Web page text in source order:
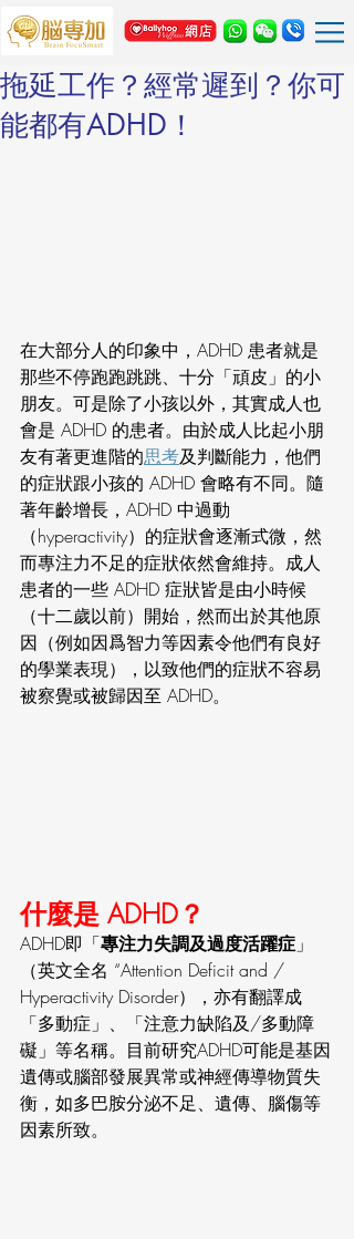
拖延工作？經常遲到？你可
能都有ADHD！
在大部分人的印象中，ADHD 患者就是
那些不停跑跑跳跳、十分「頑皮」的小
朋友。可是除了小孩以外，其實成人也
會是 ADHD 的患者。由於成人比起小朋
友有著更進階的思考及判斷能力，他們
的症狀跟小孩的 ADHD 會略有不同。隨
著年齡增長，ADHD 中過動
（hyperactivity）的症狀會逐漸式微，然
而專注力不足的症狀依然會維持。成人
患者的一些 ADHD 症狀皆是由小時候
（十二歲以前）開始，然而出於其他原
因（例如因爲智力等因素令他們有良好
的學業表現），以致他們的症狀不容易
被察覺或被歸因至 ADHD。
什麼是 ADHD？
ADHD即「專注力失調及過度活躍症 」
（英文全名 “Attention Deficit and /
Hyperactivity Disorder），亦有翻譯成
「多動症」、「注意力缺陷及/多動障
礙」等名稱。目前研究ADHD可能是基因
遺傳或腦部發展異常或神經傳導物質失
衡，如多巴胺分泌不足、遺傳、腦傷等
因素所致。